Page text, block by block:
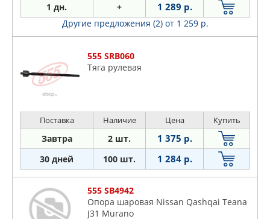
1 дн. + 1 289 р.
Другие предложения (2) от 1 259 р.
555 SRB060
Тяга рулевая
Поставка Наличие Цена Купить
Завтра 2 шт. 1 375 р.
30 дней 100 шт. 1 284 р.
555 SB4942
Опора шаровая Nissan Qashqai Teana
J31 Murano